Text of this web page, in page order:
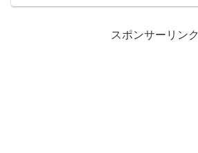
Huawei（ファー...
スポンサーリンク